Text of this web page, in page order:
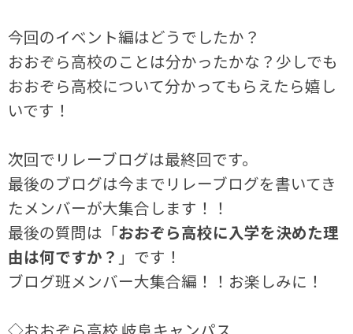
今回のイベント編はどうでしたか？
おおぞら高校のことは分かったかな？少しでも
おおぞら高校について分かってもらえたら嬉し
いです！
次回でリレーブログは最終回です。
最後のブログは今までリレーブログを書いてき
たメンバーが大集合します！！
最後の質問は「おおぞら高校に入学を決めた理
由は何ですか？ 」です！
ブログ班メンバー大集合編！！お楽しみに！
◇おおぞら高校 岐阜キャンパス